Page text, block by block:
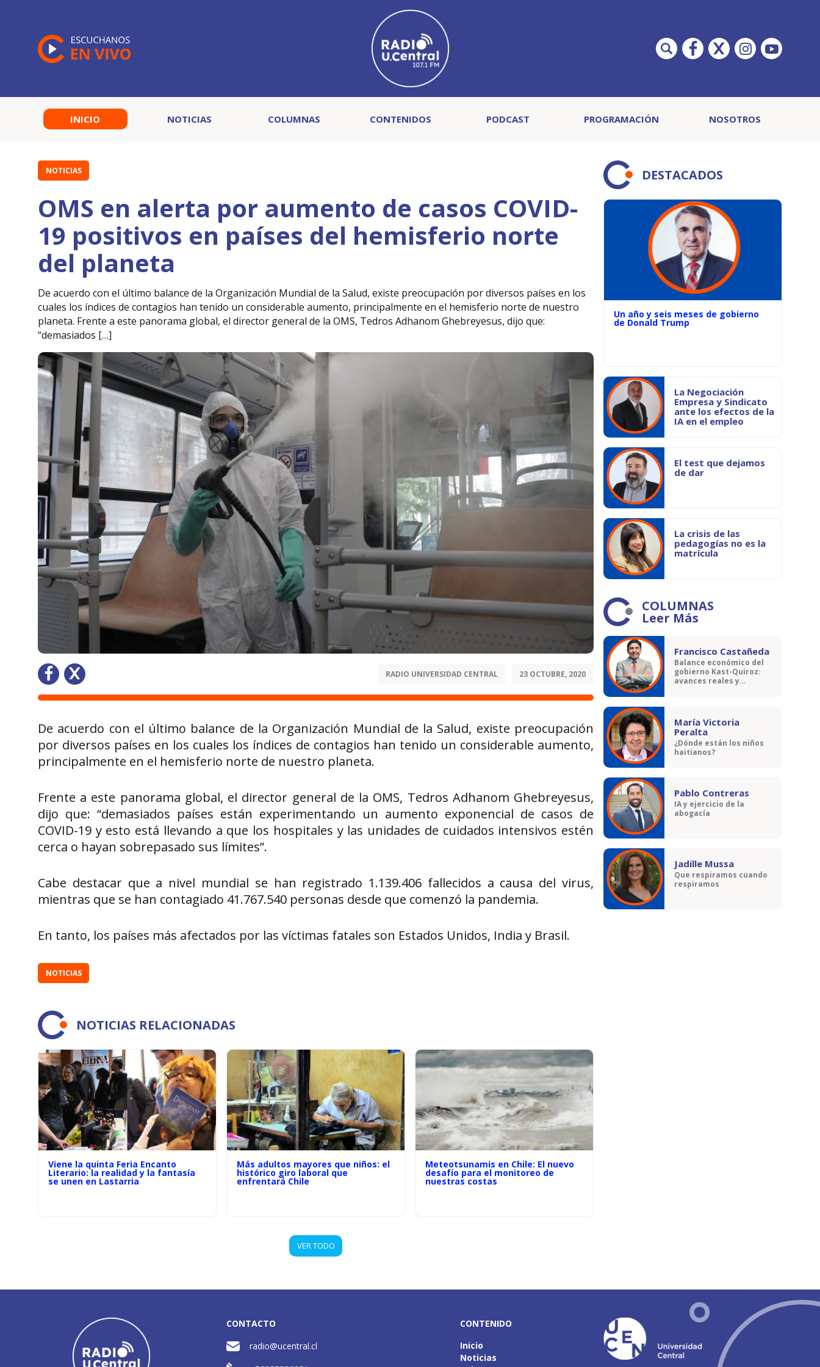
INICIO NOTICIAS COLUMNAS CONTENIDOS PODCAST PROGRAMACIÓN NOSOTROS
NOTICIAS
OMS en alerta por aumento de casos COVID-
19 positivos en países del hemisferio norte
del planeta
De acuerdo con el último balance de la Organización Mundial de la Salud, existe preocupación por diversos países en los
cuales los índices de contagios han tenido un considerable aumento, principalmente en el hemisferio norte de nuestro
planeta. Frente a este panorama global, el director general de la OMS, Tedros Adhanom Ghebreyesus, dijo que:
“demasiados […]
RADIO UNIVERSIDAD CENTRAL 23 OCTUBRE, 2020
De acuerdo con el último balance de la Organización Mundial de la Salud, existe preocupación
por diversos países en los cuales los índices de contagios han tenido un considerable aumento,
principalmente en el hemisferio norte de nuestro planeta.
Frente a este panorama global, el director general de la OMS, Tedros Adhanom Ghebreyesus,
dijo que: “demasiados países están experimentando un aumento exponencial de casos de
COVID-19 y esto está llevando a que los hospitales y las unidades de cuidados intensivos estén
cerca o hayan sobrepasado sus límites”.
Cabe destacar que a nivel mundial se han registrado 1.139.406 fallecidos a causa del virus,
mientras que se han contagiado 41.767.540 personas desde que comenzó la pandemia.
En tanto, los países más afectados por las víctimas fatales son Estados Unidos, India y Brasil.
NOTICIAS
NOTICIAS RELACIONADAS
Viene la quinta Feria Encanto
Literario: la realidad y la fantasía
se unen en Lastarria
Más adultos mayores que niños: el
histórico giro laboral que
enfrentará Chile
Meteotsunamis en Chile: El nuevo
desafío para el monitoreo de
nuestras costas
VER TODO
DESTACADOS
Un año y seis meses de gobierno
de Donald Trump
La Negociación
Empresa y Sindicato
ante los efectos de la
IA en el empleo
El test que dejamos
de dar
La crisis de las
pedagogías no es la
matrícula
COLUMNAS
Leer Más
Francisco Castañeda
Balance económico del
gobierno Kast-Quiroz:
avances reales y
María Victoria
Peralta
¿Dónde están los niños
haitianos?
Pablo Contreras
IA y ejercicio de la
abogacía
Jadille Mussa
Que respiramos cuando
respiramos
CONTACTO
radio@ucentral.cl
CONTENIDO
Inicio
Noticias